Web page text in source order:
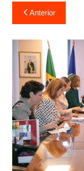
Navegação
de
Post
Anterior